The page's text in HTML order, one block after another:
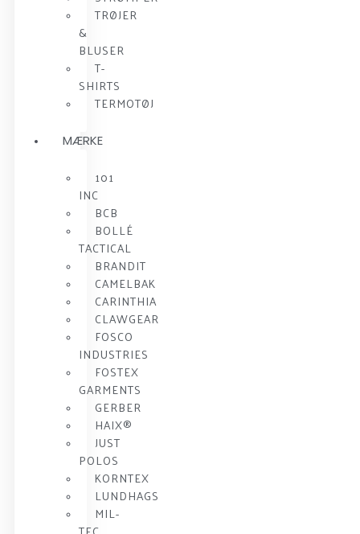
TRØJER
&
BLUSER
T-
SHIRTS
TERMOTØJ
MÆRKE
101
INC
BCB
BOLLÉ
TACTICAL
BRANDIT
CAMELBAK
CARINTHIA
CLAWGEAR
FOSCO
INDUSTRIES
FOSTEX
GARMENTS
GERBER
HAIX®
JUST
POLOS
KORNTEX
LUNDHAGS
MIL-